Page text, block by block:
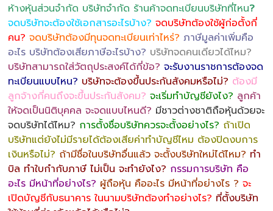
ห้างหุ้นส่วนจำกัด บริษัทจำกัด ร้านค้าจดทะเบียนบริษัทที่ไหน?
จดบริษัทจะต้องใช้เอกสารอะไรบ้าง? จดบริษัทต้องใช้ผู้ก่อตั้งกี่
คน? จดบริษัทต้องมีทุนจดทะเบียนเท่าไหร่? ภาษีมูลค่าเพิ่มคือ
อะไร บริษัทต้องเสียภาษีอะไรบ้าง? บริษัทจดคนเดียวได้ไหม?
บริษัทสามารถใส่วัตถุประสงค์ได้กี่ข้อ? จะรับงานราชการต้องจด
ทะเบียนแบบไหน? บริษัทจะต้องขึ้นประกันสังคมหรือไม่? ต้องมี
ลูกจ้างกี่คนถึงจะขึ้นประกันสังคม? จะเริ่มทำบัญชียังไง? ลูกค้า
ให้จดเป็นนิติบุคคล จะจดแบบไหนดี? มีชาวต่างชาติถือหุ้นด้วยจะ
จดบริษัทได้ไหม? การตั้งชื่อบริษัทควรจะตั้งอย่างไร? ถ้าเปิด
บริษัทแต่ยังไม่มีรายได้ต้องเสียค่าทำบัญชีไหม ต้องปิดงบการ
เงินหรือไม่? ถ้ามีชื่อในบริษัทอื่นแล้ว จะตั้งบริษัทใหม่ได้ไหม? ทำ
บิล ทำใบกำกับภาษี ไม่เป็น จะทำยังไง? กรรมการบริษัท คือ
อะไร มีหน้าที่อย่างไร? ผู้ถือหุ้น คืออะไร มีหน้าที่อย่างไร ? จะ
เปิดบัญชีกับธนาคาร ในนามบริษัทต้องทำอย่างไร? ที่ตั้งบริษัท